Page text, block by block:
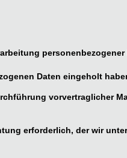
personenbezogener
Daten eingeholt
vorvertraglicher
erforderlich, der wir